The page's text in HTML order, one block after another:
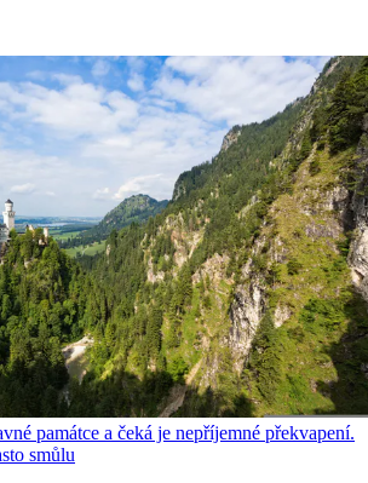
památce a čeká je nepříjemné překvapení.
smůlu